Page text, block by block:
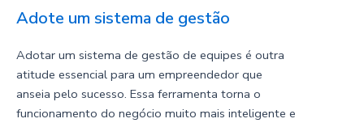
Adote um sistema de gestão
Adotar um sistema de gestão de equipes é outra
atitude essencial para um empreendedor que
anseia pelo sucesso. Essa ferramenta torna o
funcionamento do negócio muito mais inteligente e